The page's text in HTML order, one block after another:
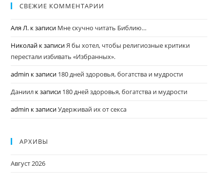
СВЕЖИЕ КОММЕНТАРИИ
Аля Л. к записи Мне скучно читать Библию…
Николай к записиЯ бы хотел, чтобы религиозные критики
перестали избивать «Избранных».
admin к записи 180 дней здоровья, богатства и мудрости
Даниил к записи 180 дней здоровья, богатства и мудрости
admin к записиУдерживай их от секса
АРХИВЫ
Август 2026